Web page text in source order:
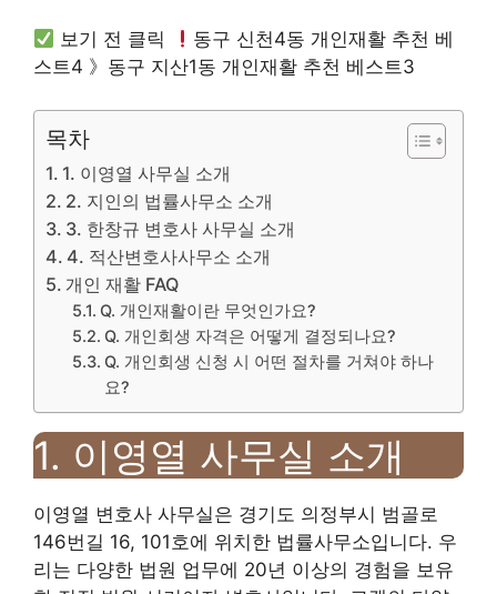
보기 전 클릭
동구 신천4동 개인재활 추천 베
스트4 》동구 지산1동 개인재활 추천 베스트3
목차
1. 이영열 사무실 소개
2. 지인의 법률사무소 소개
3. 한창규 변호사 사무실 소개
4. 적산변호사사무소 소개
개인 재활 FAQ
Q. 개인재활이란 무엇인가요?
Q. 개인회생 자격은 어떻게 결정되나요?
Q. 개인회생 신청 시 어떤 절차를 거쳐야 하나
요?
1. 이영열 사무실 소개
이영열 변호사 사무실은 경기도 의정부시 범골로
146번길 16, 101호에 위치한 법률사무소입니다. 우
리는 다양한 법원 업무에 20년 이상의 경험을 보유